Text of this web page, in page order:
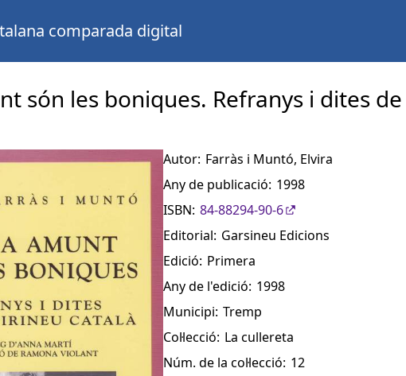
comparada digital
són les boniques. Refranys i dites
Autor: Farràs i Muntó, Elvira
Any de publicació: 1998
ISBN: 84-88294-90-6
Editorial: Garsineu Edicions
Edició: Primera
Any de l'edició: 1998
Municipi: Tremp
Col·lecció: La cullereta
Núm. de la col·lecció: 12